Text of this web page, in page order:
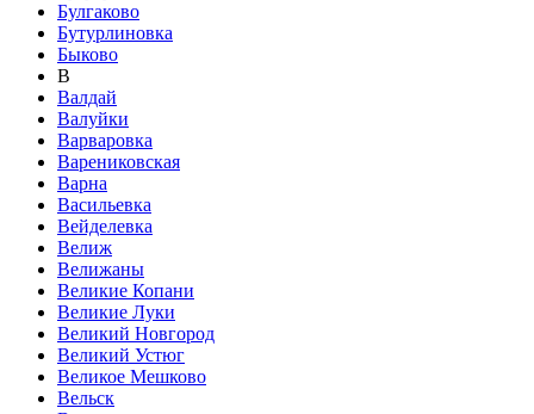
Булгаково
Бутурлиновка
Быково
В
Валдай
Валуйки
Варваровка
Варениковская
Варна
Васильевка
Вейделевка
Велиж
Велижаны
Великие Копани
Великие Луки
Великий Новгород
Великий Устюг
Великое Мешково
Вельск